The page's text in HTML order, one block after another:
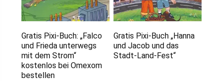
Gratis Pixi-Buch: „Falco
und Frieda unterwegs
mit dem Strom“
kostenlos bei Omexom
bestellen
Gratis Pixi-Buch „Hanna
und Jacob und das
Stadt-Land-Fest“